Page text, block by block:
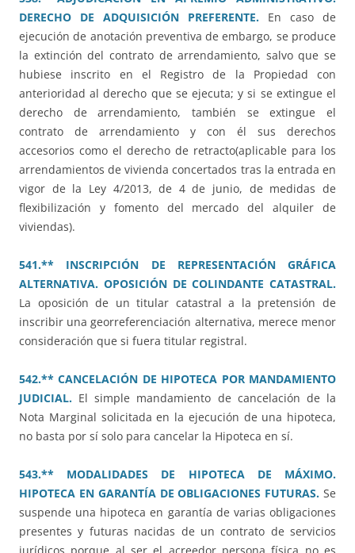
DERECHO DE ADQUISICIÓN PREFERENTE. En caso de
ejecución de anotación preventiva de embargo, se produce
la extinción del contrato de arrendamiento, salvo que se
hubiese inscrito en el Registro de la Propiedad con
anterioridad al derecho que se ejecuta; y si se extingue el
derecho de arrendamiento, también se extingue el
contrato de arrendamiento y con él sus derechos
accesorios como el derecho de retracto(aplicable para los
arrendamientos de vivienda concertados tras la entrada en
vigor de la Ley 4/2013, de 4 de junio, de medidas de
flexibilización y fomento del mercado del alquiler de
viviendas).
541.** INSCRIPCIÓN DE REPRESENTACIÓN GRÁFICA
ALTERNATIVA. OPOSICIÓN DE COLINDANTE CATASTRAL.
La oposición de un titular catastral a la pretensión de
inscribir una georreferenciación alternativa, merece menor
consideración que si fuera titular registral.
542.** CANCELACIÓN DE HIPOTECA POR MANDAMIENTO
JUDICIAL. El simple mandamiento de cancelación de la
Nota Marginal solicitada en la ejecución de una hipoteca,
no basta por sí solo para cancelar la Hipoteca en sí.
543.** MODALIDADES DE HIPOTECA DE MÁXIMO.
HIPOTECA EN GARANTÍA DE OBLIGACIONES FUTURAS. Se
suspende una hipoteca en garantía de varias obligaciones
presentes y futuras nacidas de un contrato de servicios